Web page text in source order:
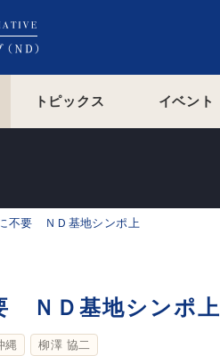
トピックス イベント
不要 ＮＤ基地シンポ上
ＮＤ基地シンポ上
縄 柳澤 協二